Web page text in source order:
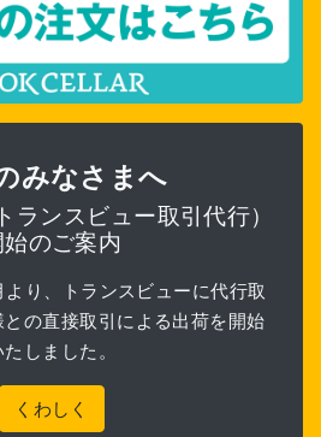
みなさまへ
ランスビュー取引代行）
始のご案内
り、トランスビューに代行取
の直接取引による出荷を開始
たしました。
くわしく